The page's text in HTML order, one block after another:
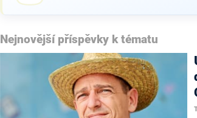
Nejnovější příspěvky k tématu